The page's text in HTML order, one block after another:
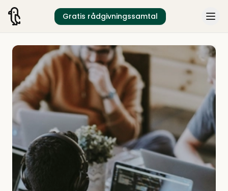
Gratis rådgivningssamtal